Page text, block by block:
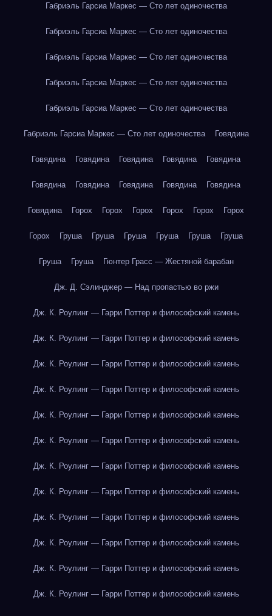
Габриэль Гарсиа Маркес — Сто лет одиночества
Габриэль Гарсиа Маркес — Сто лет одиночества
Габриэль Гарсиа Маркес — Сто лет одиночества
Габриэль Гарсиа Маркес — Сто лет одиночества
Габриэль Гарсиа Маркес — Сто лет одиночества
Габриэль Гарсиа Маркес — Сто лет одиночества Говядина
Говядина Говядина Говядина Говядина Говядина
Говядина Говядина Говядина Говядина Говядина
Говядина Горох Горох Горох Горох Горох Горох
Горох Груша Груша Груша Груша Груша Груша
Груша Груша Гюнтер Грасс — Жестяной барабан
Дж. Д. Сэлинджер — Над пропастью во ржи
Дж. К. Роулинг — Гарри Поттер и философский камень
Дж. К. Роулинг — Гарри Поттер и философский камень
Дж. К. Роулинг — Гарри Поттер и философский камень
Дж. К. Роулинг — Гарри Поттер и философский камень
Дж. К. Роулинг — Гарри Поттер и философский камень
Дж. К. Роулинг — Гарри Поттер и философский камень
Дж. К. Роулинг — Гарри Поттер и философский камень
Дж. К. Роулинг — Гарри Поттер и философский камень
Дж. К. Роулинг — Гарри Поттер и философский камень
Дж. К. Роулинг — Гарри Поттер и философский камень
Дж. К. Роулинг — Гарри Поттер и философский камень
Дж. К. Роулинг — Гарри Поттер и философский камень